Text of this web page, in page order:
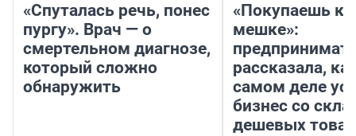
«Спуталась речь, понес
пургу». Врач — о
смертельном диагнозе,
который сложно
обнаружить
«Покупаешь
мешке»:
рассказала,
самом деле
бизнес со
дешевых